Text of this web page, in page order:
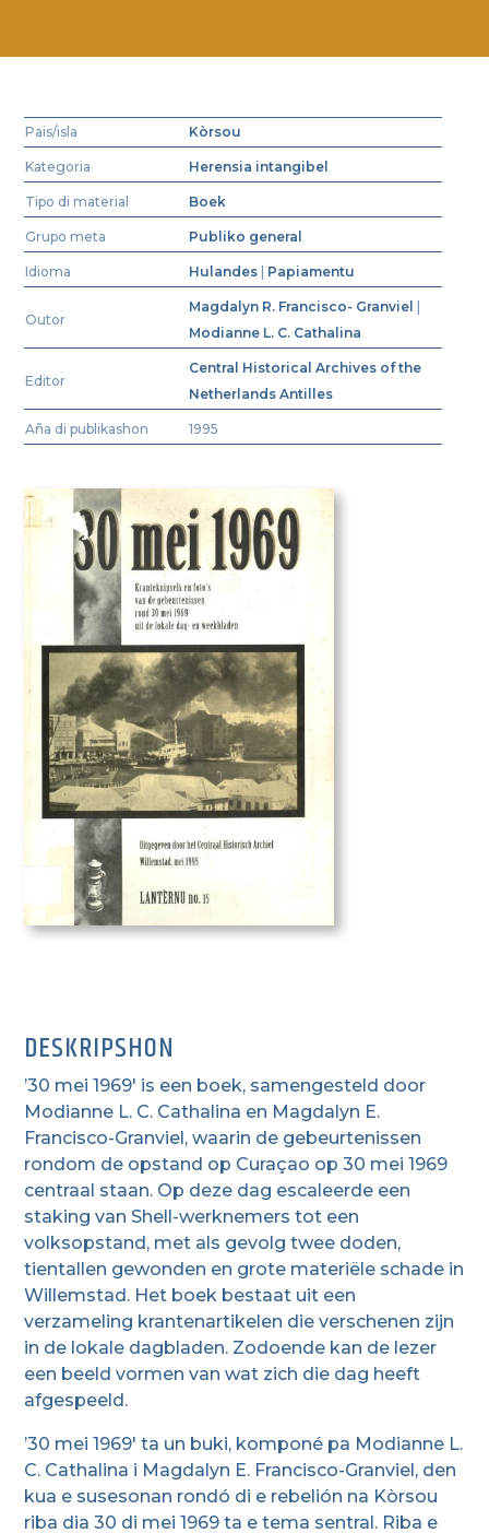
Pais/isla Kòrsou
Kategoria Herensia intangibel
Tipo di material Boek
Grupo meta Publiko general
Idioma Hulandes Papiamentu
Outor
Magdalyn R. Francisco- Granviel
Modianne L. C. Cathalina
Editor
Central Historical Archives of the
Netherlands Antilles
Aña di publikashon 1995
DESKRIPSHON
’30 mei 1969′ is een boek, samengesteld door
Modianne L. C. Cathalina en Magdalyn E.
Francisco-Granviel, waarin de gebeurtenissen
rondom de opstand op Curaçao op 30 mei 1969
centraal staan. Op deze dag escaleerde een
staking van Shell-werknemers tot een
volksopstand, met als gevolg twee doden,
tientallen gewonden en grote materiële schade in
Willemstad. Het boek bestaat uit een
verzameling krantenartikelen die verschenen zijn
in de lokale dagbladen. Zodoende kan de lezer
een beeld vormen van wat zich die dag heeft
afgespeeld.
’30 mei 1969′ ta un buki, komponé pa Modianne L.
C. Cathalina i Magdalyn E. Francisco-Granviel, den
kua e susesonan rondó di e rebelión na Kòrsou
riba dia 30 di mei 1969 ta e tema sentral. Riba e